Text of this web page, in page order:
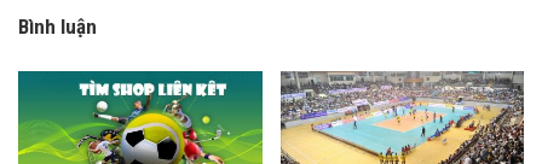
Bình luận